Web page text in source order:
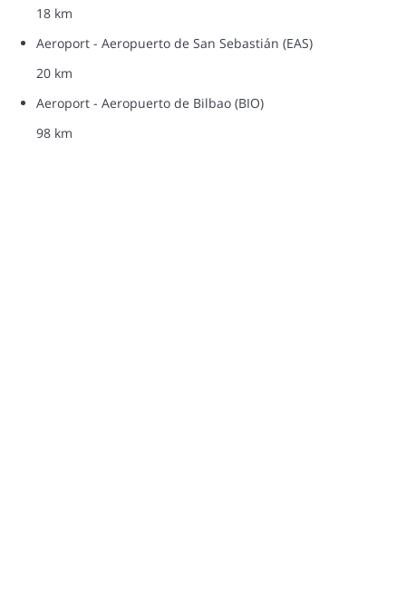
18 km
Aeroport - Aeropuerto de San Sebastián (EAS)
20 km
Aeroport - Aeropuerto de Bilbao (BIO)
98 km